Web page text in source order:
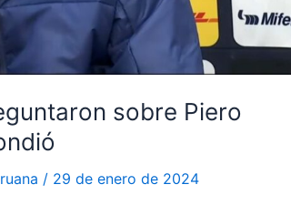
sobre Piero
/ 29 de enero de 2024